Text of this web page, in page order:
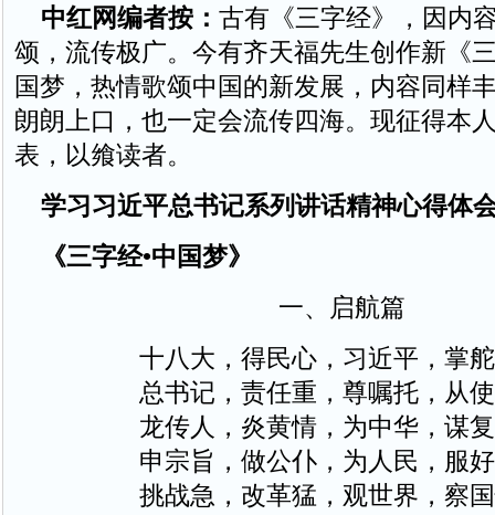
中红网编者按： 古有《三字经》，因内
颂，流传极广。今有齐天福先生创作新《
国梦，热情歌颂中国的新发展，内容同样
朗朗上口，也一定会流传四海。现征得本
表，以飨读者。
学习习近平总书记系列讲话精神心得体
《三字经•中国梦》
一、启航篇
十八大，得民心，习近平，掌
总书记，责任重，尊嘱托，从
龙传人，炎黄情，为中华，谋
申宗旨，做公仆，为人民，服
挑战急，改革猛，观世界，察